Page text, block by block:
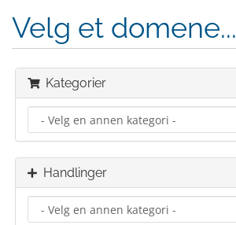
Velg et domene...
Kategorier
Handlinger